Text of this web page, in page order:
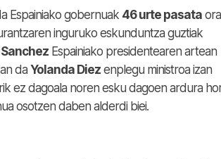
Espainiako gobernuak 46 urte pasata
inguruko eskunduntza guztiak
Espainiako presidentearen artean
daYolanda Diez enplegu ministroa izan
ez dagoala noren esku dagoen ardura
osotzen daben alderdi biei.